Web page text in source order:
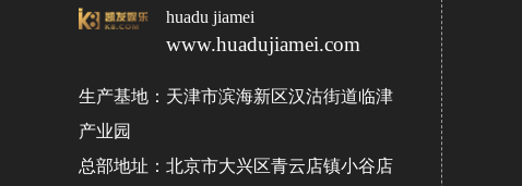
huadu jiamei
www.huadujiamei.com
生产基地：天津市滨海新区汉沽街道临津
产业园
总部地址：北京市大兴区青云店镇小谷店